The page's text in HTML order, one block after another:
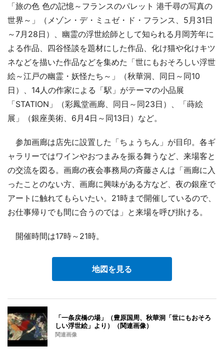
「旅の色 色の記憶～フランスのパレット 港千尋の写真の
世界～」（メゾン・デ・ミュゼ・ド・フランス、5月31日
～7月28日）、幽霊の浮世絵師として知られる月岡芳年に
よる作品、四谷怪談を題材にした作品、化け猫や化けキツ
ネなどを描いた作品などを集めた「世にもおそろしい浮世
絵～江戸の幽霊・妖怪たち～」（秋華洞、同日～同10
日）、14人の作家による「駅」がテーマの小品展
「STATION」（彩鳳堂画廊、同日～同23日）、「蒔絵
展」（銀座美術、6月4日～同13日）など。
参加画廊は店先に設置した「ちょうちん」が目印。各ギ
ャラリーではワインやおつまみを振る舞うなど、来場客と
の交流を図る。画廊の夜会事務局の斉藤さんは「画廊に入
ったことのない方、画廊に興味がある方など、夜の銀座で
アートに触れてもらいたい。21時まで開催しているので、
お仕事帰りでも間に合うのでは」と来場を呼び掛ける。
開催時間は17時～21時。
地図を見る
「一条戻橋の場」（豊原国周、秋華洞「世にもおそろ
しい浮世絵」より）（関連画像）
関連画像